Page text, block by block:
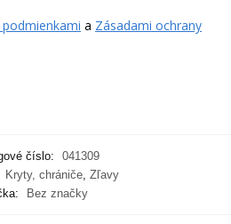
a Zásadami ochrany
číslo:
041309
Kryty, chrániče Zľavy
Bez značky